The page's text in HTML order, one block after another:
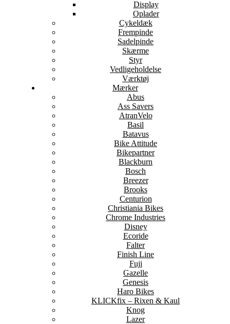
Display
Oplader
Cykeldæk
Frempinde
Sadelpinde
Skærme
Styr
Vedligeholdelse
Værktøj
Mærker
Abus
Ass Savers
AtranVelo
Basil
Batavus
Bike Attitude
Bikepartner
Blackburn
Bosch
Breezer
Brooks
Centurion
Christiania Bikes
Chrome Industries
Disney
Ecoride
Falter
Finish Line
Fuji
Gazelle
Genesis
Haro Bikes
KLICKfix – Rixen & Kaul
Knog
Lazer